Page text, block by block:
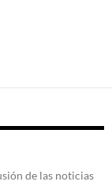
de las noticias